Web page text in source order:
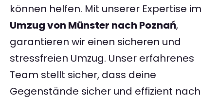
können helfen. Mit unserer Expertise im
Umzug von Münster nach Poznań,
garantieren wir einen sicheren und
stressfreien Umzug. Unser erfahrenes
Team stellt sicher, dass deine
Gegenstände sicher und effizient nach